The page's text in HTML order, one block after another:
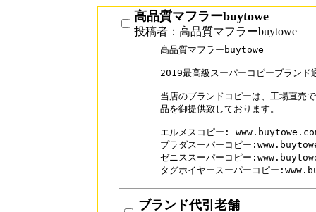
高品質マフラーbuytowe
投稿者：高品質マフラーbuytowe
高品質マフラーbuytowe
2019最高級スーパーコピーブランド
当店のブランドコピーは、工場直売
品を御提供致しております。
エルメスコピー:
プラダスーパーコピー
ゼニススーパーコピー
タグホイヤースーパーコピー
ブランド代引老舗